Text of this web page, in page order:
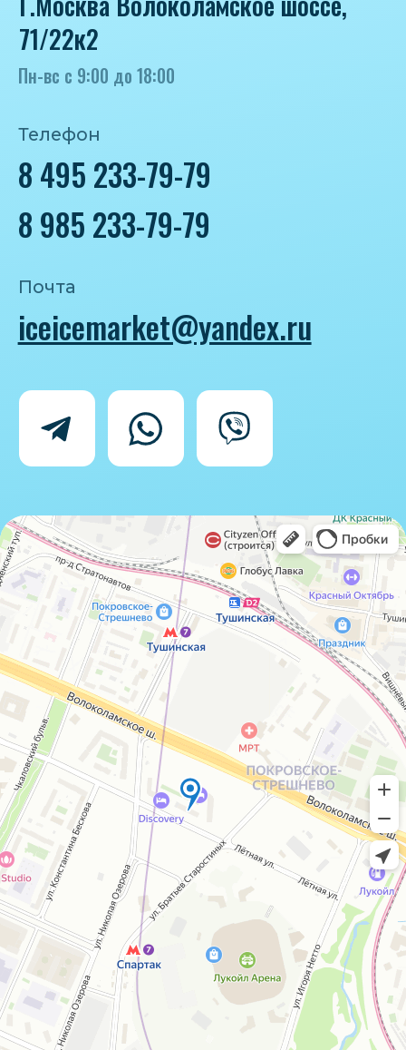
Политика конфиденциальности
IceIceMarket © 2025